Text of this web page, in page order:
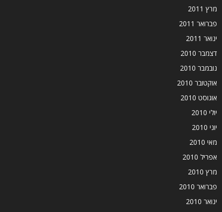
מרץ 2011
פברואר 2011
ינואר 2011
דצמבר 2010
נובמבר 2010
אוקטובר 2010
אוגוסט 2010
יולי 2010
יוני 2010
מאי 2010
אפריל 2010
מרץ 2010
פברואר 2010
ינואר 2010